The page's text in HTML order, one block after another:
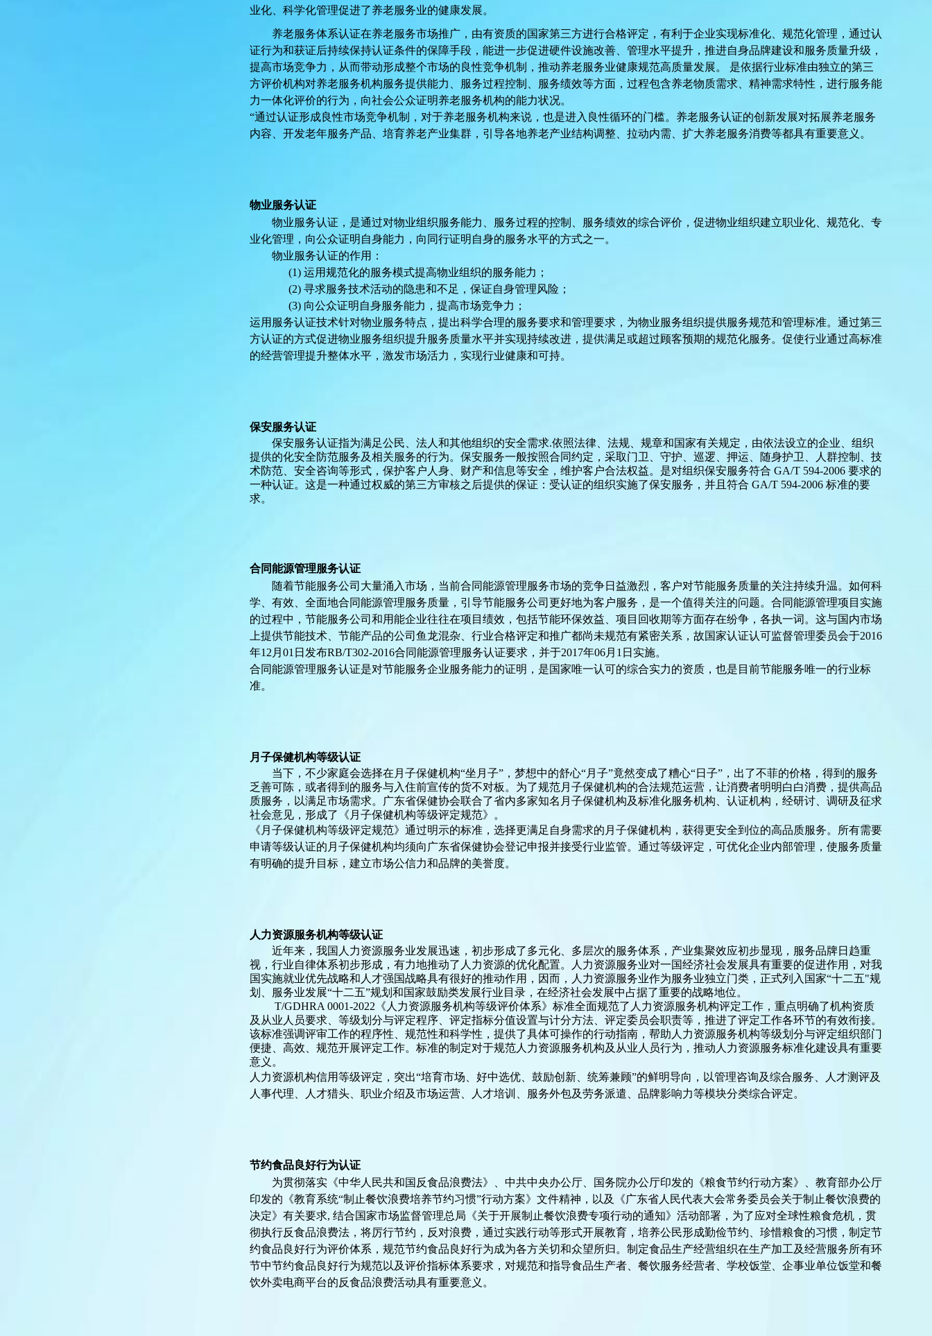
业化、科学化管理促进了养老服务业的健康发展。
养老服务体系认证在养老服务市场推广，由有资质的国家第三方进行合格评定，有利于企业实现标准化、规范化管理，通过认
证行为和获证后持续保持认证条件的保障手段，能进一步促进硬件设施改善、管理水平提升，推进自身品牌建设和服务质量升级，
提高市场竞争力，从而带动形成整个市场的良性竞争机制，推动养老服务业健康规范高质量发展。
是依据行业标准由独立的第三
方评价机构对养老服务机构服务提供能力、服务过程控制、服务绩效等方面，过程包含养老物质需求、精神需求特性，进行服务能
力一体化评价的行为，向社会公众证明养老服务机构的能力状况。
“通过认证形成良性市场竞争机制，对于养老服务机构来说，也是进入良性循环的门槛。养老服务认证的创新发展对拓展养老服务
内容、开发老年服务产品、培育养老产业集群，引导各地养老产业结构调整、拉动内需、扩大养老服务消费等都具有重要意义。
物业服务认证
物业服务认证，是通过对物业组织服务能力、服务过程的控制、服务绩效的综合评价，促进物业组织建立职业化、规范化、专
业化管理，向公众证明自身能力，向同行证明自身的服务水平的方式之一。
物业服务认证的作用 ：
(1) 运用规范化的服务模式提高物业组织的服务能力；
(2) 寻求服务技术活动的隐患和不足，保证自身管理风险；
(3) 向公众证明自身服务能力，提高市场竞争力；
运用服务认证技术针对物业服务特点，提出科学合理的服务要求和管理要求，为物业服务组织提供服务规范和管理标准。通过第三
方认证的方式促进物业服务组织提升服务质量水平并实现持续改进，提供满足或超过顾客预期的规范化服务。促使行业通过高标准
的经营管理提升整体水平，激发市场活力，实现行业健康和可持。
保安服务认证
保安服务认证指为满足公民、法人和其他组织的安全需求.依照法律、法规、规章和国家有关规定，由依法设立的企业、组织
提供的化安全防范服务及相关服务的行为。保安服务一般按照合同约定，采取门卫、守护、巡逻、押运、随身护卫、人群控制、技
术防范、安全咨询等形式，保护客户人身、财产和信息等安全，维护客户合法权益。是对组织保安服务符合 GA/T 594-2006 要求的
一种认证。这是一种通过权威的第三方审核之后提供的保证：受认证的组织实施了保安服务，并且符合 GA/T 594-2006 标准的要
求。
合同能源管理服务认证
随着节能服务公司大量涌入市场，当前合同能源管理服务市场的竞争日益激烈，客户对节能服务质量的关注持续升温。如何科
学、有效、全面地合同能源管理服务质量，引导节能服务公司更好地为客户服务，是一个值得关注的问题。合同能源管理项目实施
的过程中，节能服务公司和用能企业往往在项目绩效，包括节能环保效益、项目回收期等方面存在纷争，各执一词。这与国内市场
上提供节能技术、节能产品的公司鱼龙混杂、行业合格评定和推广都尚未规范有紧密关系，故国家认证认可监督管理委员会于2016
年12月01日发布RB/T302-2016合同能源管理服务认证要求，并于2017年06月1日实施。
合同能源管理服务认证是对节能服务企业服务能力的证明，是国家唯一认可的综合实力的资质，也是目前节能服务唯一的行业标
准。
月子保健机构等级认证
当下，不少家庭会选择在月子保健机构“坐月子”，梦想中的舒心“月子”竟然变成了糟心“日子” ， 出了不菲的价格，得到的服务
乏善可陈，或者得到的服务与入住前宣传的货不对板 。 为了规范月子保健机构的合法规范运营，让消费者明明白白消费，提供高品
质服务，以满足市场需求。广东省保健协会联合了省内多家知名月子保健机构及标准化服务机构、认证机构，经研讨、调研及征求
社会意见，形成了《月子保健机构等级评定规范》
。
《月子保健机构等级评定规范》通过明示的标准，选择更满足自身需求的月子保健机构，获得更安全到位的高品质服务。所有需要
申请等级认证的月子保健机构均须向广东省保健协会登记申报并接受行业监管。通过等级评定，可优化企业内部管理，使服务质量
有明确的提升目标，建立市场公信力和品牌的美誉度。
人力资源服务机构等级认证
近年来，我国人力资源服务业发展迅速 ， 初步形成了多元化、多层次的服务体系，产业集聚效应初步显现，服务品牌日趋重
视，行业自律体系初步形成，有力地推动了人力资源的优化配置。人力资源服务业对一国经济社会发展具有重要的促进作用，对我
国实施就业优先战略和人才强国战略具有很好的推动作用，因而，人力资源服务业作为服务业独立门类，正式列入国家“十二五"规
划、服务业发展“十二五”规划和国家鼓励类发展行业目录，在经济社会发展中占据了重要的战略地位。
T/GDHRA 0001-2022《人力资源服务机构等级评价体系》标准全面规范了人力资源服务机构评定工作，重点明确了机构资质
及从业人员要求、等级划分与评定程序、评定指标分值设置与计分方法、评定委员会职责等，推进了评定工作各环节的有效衔接。
该标准强调评审工作的程序性、规范性和科学性，提供了具体可操作的行动指南，帮助人力资源服务机构等级划分与评定组织部门
便捷、高效、规范开展评定工作。标准的制定对于规范人力资源服务机构及从业人员行为，推动人力资源服务标准化建设具有重要
意义。
人力资源机构信用等级评定，突出“培育市场、好中选优、鼓励创新、统筹兼顾”的鲜明导向，以管理咨询及综合服务、人才测评及
人事代理、人才猎头、职业介绍及市场运营、人才培训、服务外包及劳务派遣、品牌影响力等模块分类综合评定。
节约食品良好行为认证
为贯彻落实《中华人民共和国反食品浪费法》、中共中央办公厅、国务院办公厅印发的《粮食节约行动方案》、教育部办公厅
印发的《教育系统“制止餐饮浪费培养节约习惯”行动方案》文件精神，以及《广东省人民代表大会常务委员会关于制止餐饮浪费的
决定》有关要求, 结合国家市场监督管理总局《关于开展制止餐饮浪费专项行动的通知》活动部署，为了应对全球性粮食危机，贯
彻执行反食品浪费法，将厉行节约，反对浪费，通过实践行动等形式开展教育，培养公民形成勤俭节约、珍惜粮食的习惯，制定节
约食品良好行为评价体系，规范节约食品良好行为成为各方关切和众望所归。制定食品生产经营组织在生产加工及经营服务所有环
节中节约食品良好行为规范以及评价指标体系要求，对规范和指导食品生产者、餐饮服务经营者、学校饭堂、企事业单位饭堂和餐
饮外卖电商平台的反食品浪费活动具有重要意义。